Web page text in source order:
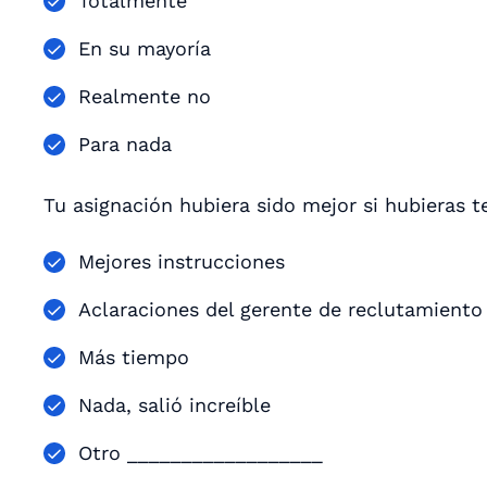
En su mayoría
Realmente no
Para nada
Tu asignación hubiera sido mejor si hubieras
Mejores instrucciones
Aclaraciones del gerente de reclutamiento
Más tiempo
Nada, salió increíble
Otro __________________